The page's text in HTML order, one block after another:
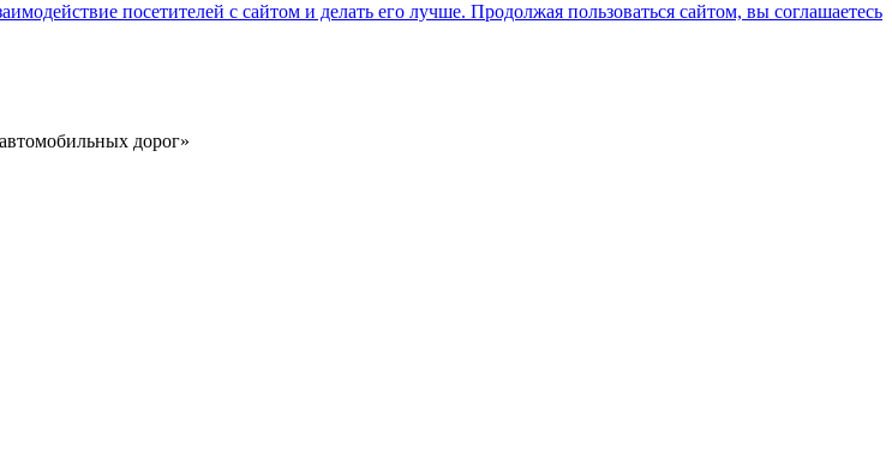
посетителей с сайтом и делать его лучше. Продолжая пользоваться сайтом, вы соглашаетесь
дорог»